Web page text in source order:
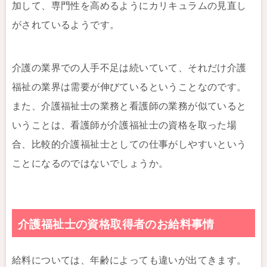
加して、専門性を高めるようにカリキュラムの見直し
がされているようです。
介護の業界での人手不足は続いていて、それだけ介護
福祉の業界は需要が伸びているということなのです。
また、介護福祉士の業務と看護師の業務が似ていると
いうことは、看護師が介護福祉士の資格を取った場
合、比較的介護福祉士としての仕事がしやすいという
ことになるのではないでしょうか。
介護福祉士の資格取得者のお給料事情
給料については、年齢によっても違いが出てきます。